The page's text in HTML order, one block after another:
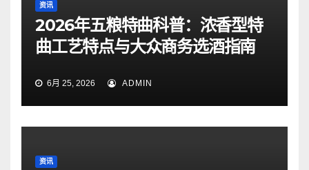
资讯
2026年五粮特曲科普：浓香型特
曲工艺特点与大众商务选酒指南
6月 25, 2026 ADMIN
资讯